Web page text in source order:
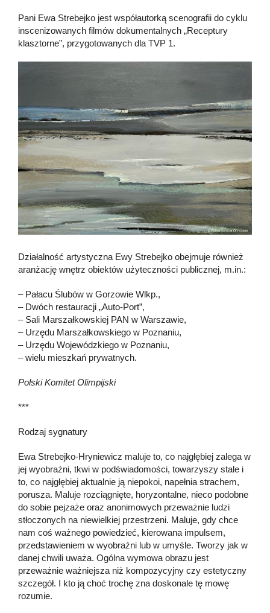
Pani Ewa Strebejko jest współautorką scenografii do cyklu
inscenizowanych filmów dokumentalnych „Receptury
klasztorne”, przygotowanych dla TVP 1.
Działalność artystyczna Ewy Strebejko obejmuje również
aranżację wnętrz obiektów użyteczności publicznej, m.in.:
– Pałacu Ślubów w Gorzowie Wlkp.,
– Dwóch restauracji „Auto-Port”,
– Sali Marszałkowskiej PAN w Warszawie,
– Urzędu Marszałkowskiego w Poznaniu,
– Urzędu Wojewódzkiego w Poznaniu,
– wielu mieszkań prywatnych.
Polski Komitet Olimpijski
***
Rodzaj sygnatury
Ewa Strebejko-Hryniewicz maluje to, co najgłębiej zalega w
jej wyobraźni, tkwi w podświadomości, towarzyszy stale i
to, co najgłębiej aktualnie ją niepokoi, napełnia strachem,
porusza. Maluje rozciągnięte, horyzontalne, nieco podobne
do sobie pejzaże oraz anonimowych przeważnie ludzi
stłoczonych na niewielkiej przestrzeni. Maluje, gdy chce
nam coś ważnego powiedzieć, kierowana impulsem,
przedstawieniem w wyobraźni lub w umyśle. Tworzy jak w
danej chwili uważa. Ogólna wymowa obrazu jest
przeważnie ważniejsza niż kompozycyjny czy estetyczny
szczegół. I kto ją choć trochę zna doskonale tę mowę
rozumie.